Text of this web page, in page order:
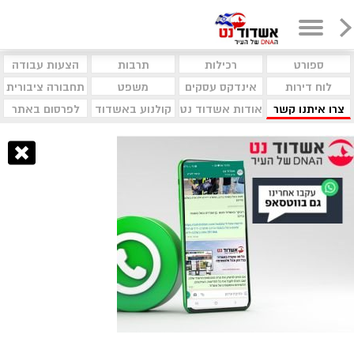
ספורט רכילות תרבות
הצעות עבודה
לוח דירות
אינדקס עסקים משפט
תחבורה ציבורית
צרו איתנו קשר
אודות אשדוד נט קולנוע באשדוד לפרסום באתר